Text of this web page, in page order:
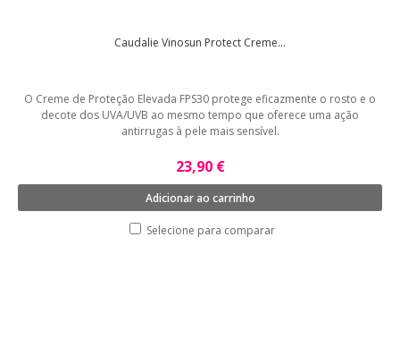
Caudalie Vinosun Protect Creme...
O Creme de Proteção Elevada FPS30 protege eficazmente o rosto e o
decote dos UVA/UVB ao mesmo tempo que oferece uma ação
antirrugas à pele mais sensível.
23,90 €
Adicionar ao carrinho
Selecione para comparar